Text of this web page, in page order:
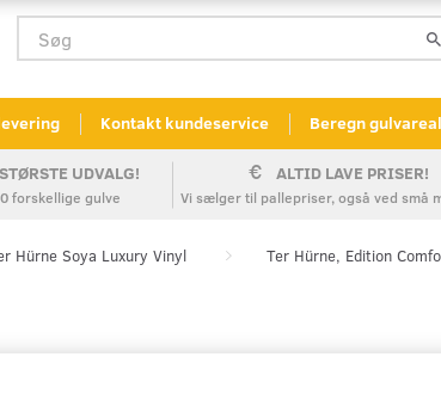
Kontakt kundeservice Beregn gulvareal
UDVALG!
forskellige gulve
ALTID LAVE PRISER!
Vi sælger til pallepriser, også ved små
Hürne Soya Luxury Vinyl Ter Hürne, Edition